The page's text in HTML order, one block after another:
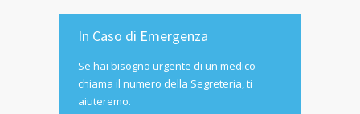
In Caso di Emergenza
Se hai bisogno urgente di un medico
chiama il numero della Segreteria, ti
aiuteremo.